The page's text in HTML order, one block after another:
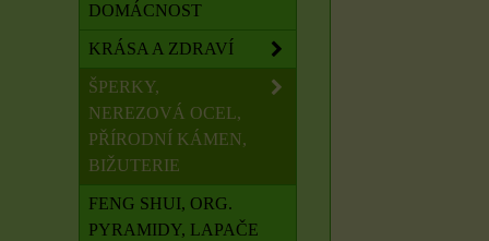
DOMÁCNOST
KRÁSA A ZDRAVÍ
ŠPERKY,
NEREZOVÁ OCEL,
PŘÍRODNÍ KÁMEN,
BIŽUTERIE
FENG SHUI, ORG.
PYRAMIDY, LAPAČE